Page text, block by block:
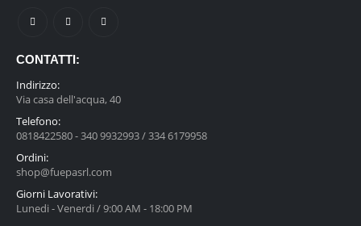
d
CONTATTI:
Indirizzo:
Via casa dell'acqua, 40
Telefono:
0818422580 - 340 9932993 / 334 6179958
Ordini:
shop@fuepasrl.com
Giorni Lavorativi:
Lunedi - Venerdi / 9:00 AM - 18:00 PM